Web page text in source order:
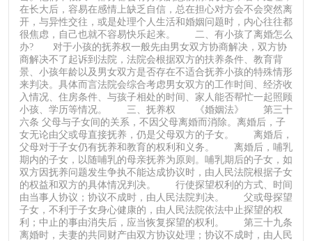
在长大后，容易在感情上缺乏自信，总在担心对方会不会突然离
开，与异性交往，或是处理个人生活和婚姻问题时，内心往往都
很焦虑，自己也就不容易快乐起来。 二、有小孩了离婚怎么
办? 对于小孩的抚养权一般先由男女双方协商解决，双方协
商解决不了起诉到法院，法院会根据双方的扶养条件、教育背
景、小孩年龄以及男女双方是否存在不适合抚养小孩的特殊情形
来判决。具体而言法院会综合考虑男女双方的工作时间、经济收
入情况、住房条件、与孩子相处的时间、家人能否帮忙一起照顾
小孩、学历等情况。 三、抚养权 《婚姻法》 第三十
六条 父母与子女间的关系，不因父母离婚而消除。离婚后，子
女无论由父或母直接抚养，仍是父母双方的子女。 离婚后，
父母对于子女仍有抚养和教育的权利和义务。 离婚后，哺乳
期内的子女，以随哺乳的母亲抚养为原则。哺乳期后的子女，如
双方因抚养问题发生争执不能达成协议时，由人民法院根据子女
的权益和双方的具体情况判决。 行使探望权利的方式、时间
由当事人协议；协议不成时，由人民法院判决。 父或母探望
子女，不利于子女身心健康的，由人民法院依法中止探望的权
利；中止的事由消失后，应当恢复探望的权利。 第三十九条
离婚时，夫妻的共同财产由双方协议处理；协议不成时，由人民